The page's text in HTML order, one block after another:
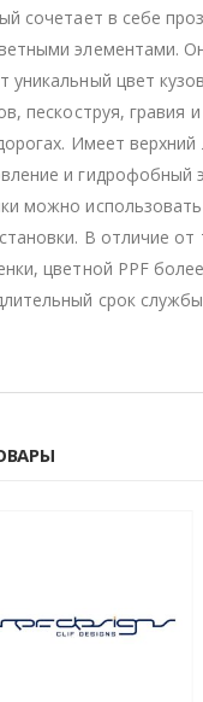
сочетает в себе
элементами.
уникальный цвет
пескоструя, гравия
Имеет
и гидрофобный
можно
В отличие от
цветной PPF
срок